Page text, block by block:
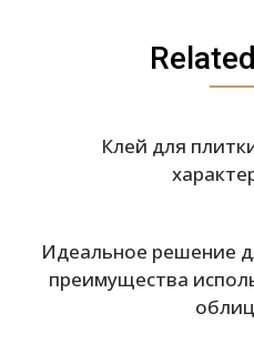
Клей для
Идеальное решение
преимущества